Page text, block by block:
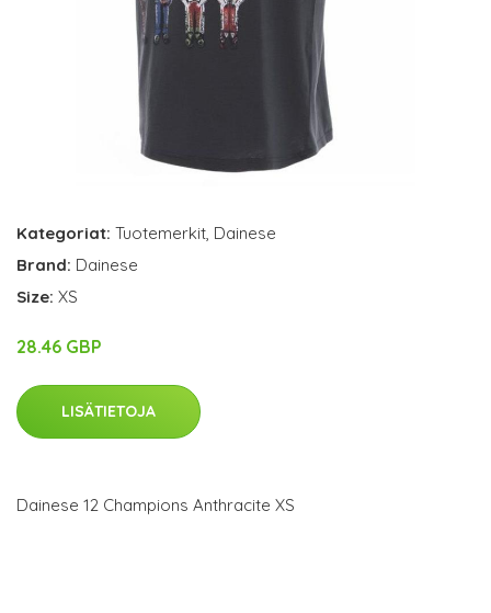
Kategoriat: Tuotemerkit, Dainese
Brand: Dainese
Size: XS
28.46 GBP
LISÄTIETOJA
Dainese 12 Champions Anthracite XS